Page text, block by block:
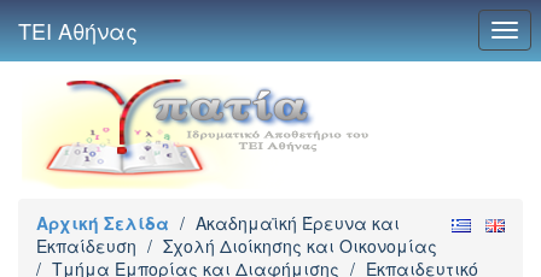
ΤΕΙ Αθήνας
Αρχική Σελίδα / Ακαδημαϊκή Έρευνα και
Εκπαίδευση / Σχολή Διοίκησης και Οικονομίας
/ Τμήμα Εμπορίας και Διαφήμισης / Εκπαιδευτικό